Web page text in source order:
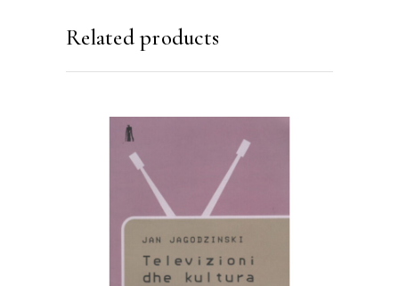
Related products